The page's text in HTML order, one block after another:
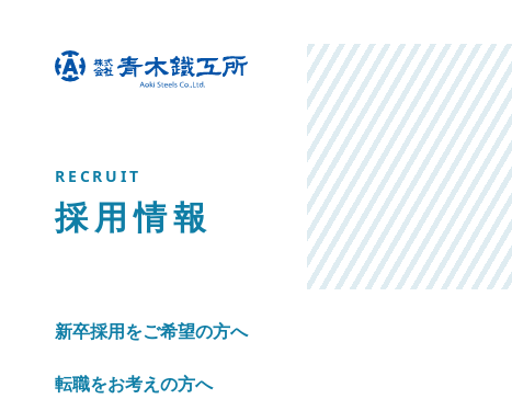
RECRUIT
採用情報
新卒採用をご希望の方へ
転職をお考えの方へ